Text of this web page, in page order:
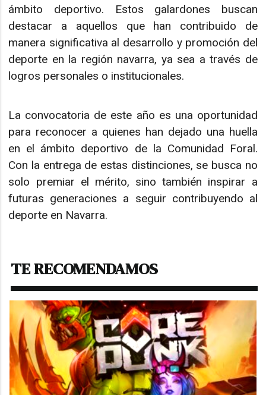
ámbito deportivo. Estos galardones buscan
destacar a aquellos que han contribuido de
manera significativa al desarrollo y promoción del
deporte en la región navarra, ya sea a través de
logros personales o institucionales.
La convocatoria de este año es una oportunidad
para reconocer a quienes han dejado una huella
en el ámbito deportivo de la Comunidad Foral.
Con la entrega de estas distinciones, se busca no
solo premiar el mérito, sino también inspirar a
futuras generaciones a seguir contribuyendo al
deporte en Navarra.
TE RECOMENDAMOS